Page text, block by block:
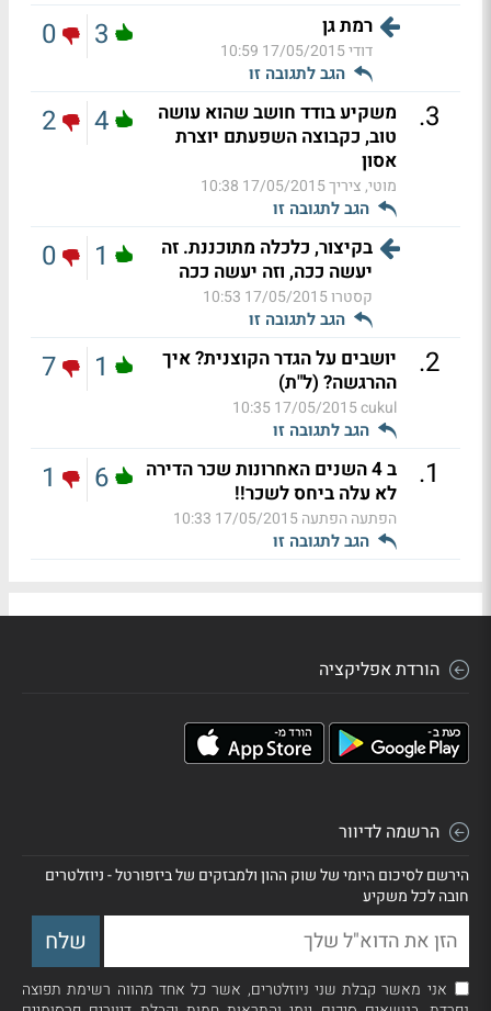
רמת גן
דודי17/05/2015 10:59
הגב לתגובה זו
3
0
3
.
משקיע בודד חושב שהוא עושה
טוב, כקבוצה השפעתם יוצרת
אסון
מוטי, ציריך17/05/2015 10:38
הגב לתגובה זו
4
2
בקיצור, כלכלה מתוכננת. זה
יעשה ככה, וזה יעשה ככה
קסטרו17/05/2015 10:53
הגב לתגובה זו
1
0
2
.
יושבים על הגדר הקוצנית? איך
ההרגשה? (ל"ת)
cukul
17/05/2015 10:35
הגב לתגובה זו
1
7
1
.
ב 4 השנים האחרונות שכר הדירה
לא עלה ביחס לשכר!!
הפתעה הפתעה17/05/2015 10:33
הגב לתגובה זו
6
1
הורדת אפליקציה
הרשמה לדיוור
הירשם לסיכום היומי של שוק ההון ולמבזקים של ביזפורטל - ניוזלטרים
חובה לכל משקיע
אני מאשר קבלת שני ניוזלטרים, אשר כל אחד מהווה רשימת תפוצה